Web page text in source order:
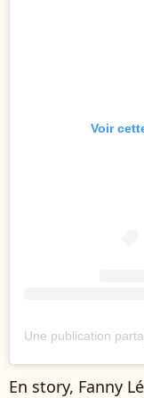
Voir
En story, Fanny